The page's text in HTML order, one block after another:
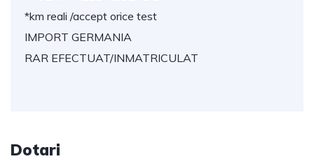
*km reali /accept orice test
IMPORT GERMANIA
RAR EFECTUAT/INMATRICULAT
Dotari